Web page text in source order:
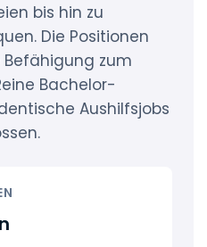
bis hin zu
Die Positionen
zum
Bachelor-
Aushilfsjobs